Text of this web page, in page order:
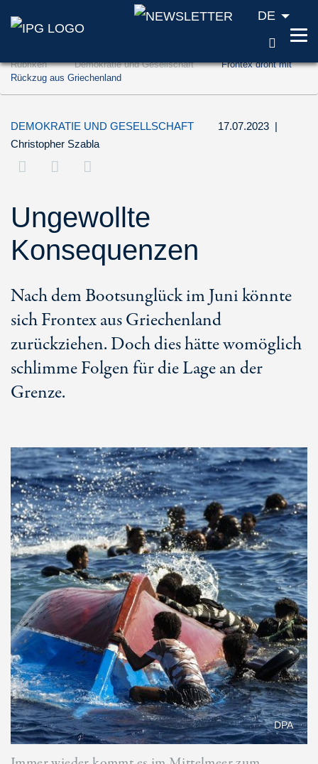
Zum Inhalt springen (Accesskey '1')
Zur Suche springen (Accesskey '2')
DE
Rubriken Demokratie und Gesellschaft
Frontex droht mit
Rückzug aus Griechenland
DEMOKRATIE UND GESELLSCHAFT 17.07.2023 |
Christopher Szabla
Ungewollte
Konsequenzen
Nach dem Bootsunglück im Juni könnte
sich Frontex aus Griechenland
zurückziehen. Doch dies hätte womöglich
schlimme Folgen für die Lage an der
Grenze.
DPA